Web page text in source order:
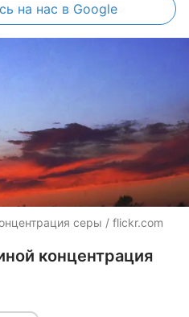
на нас в Google
серы / flickr.com
концентрация